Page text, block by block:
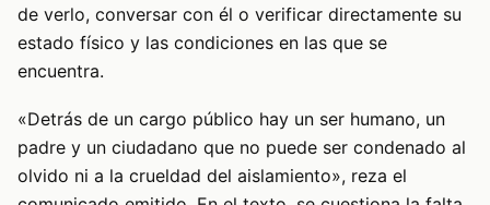
de verlo, conversar con él o verificar directamente su
estado físico y las condiciones en las que se
encuentra.
«Detrás de un cargo público hay un ser humano, un
padre y un ciudadano que no puede ser condenado al
olvido ni a la crueldad del aislamiento», reza el